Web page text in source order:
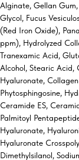
Alginate, Gellan
Glycol, Fucus
(Red Iron Oxide),
ppm), Hydrolyzed
Tranexamic Acid,
Alcohol, Stearic Acid,
Hyaluronate,
Phytosphingosine,
Ceramide ES,
Palmitoyl
Hyaluronate,
Hyaluronate
Dimethylsilanol,